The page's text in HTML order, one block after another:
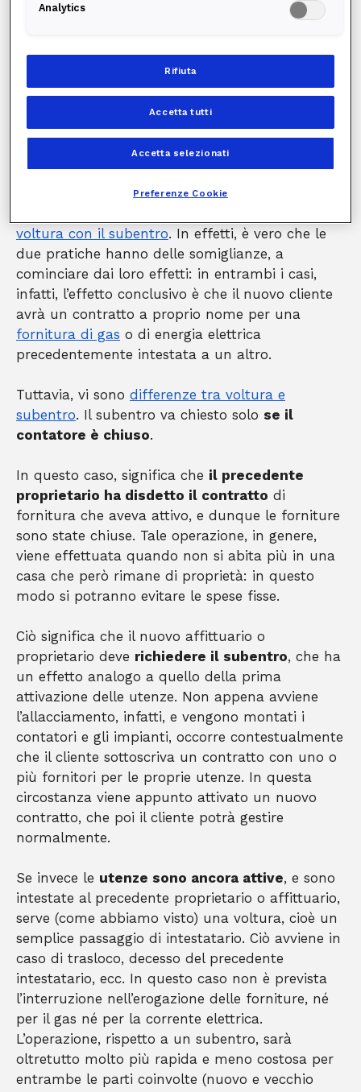
richiesta se il
altrimenti, è necessario effettuare delle
operazioni diverse, che possono essere il
subentro, l’allaccio o altre ancora, a seconda
Voltura e subentro:
differenze
voltura con il subentro. In effetti, è vero che le
due pratiche hanno delle somiglianze, a
cominciare dai loro effetti: in entrambi i casi,
infatti, l’effetto conclusivo è che il nuovo cliente
avrà un contratto a proprio nome per una
fornitura di gas o di energia elettrica
precedentemente intestata a un altro.
Tuttavia, vi sono differenze tra voltura e
subentro. Il subentro va chiesto solo se il
contatore è chiuso.
In questo caso, significa che il precedente
proprietario ha disdetto il contratto di
fornitura che aveva attivo, e dunque le forniture
sono state chiuse. Tale operazione, in genere,
viene effettuata quando non si abita più in una
casa che però rimane di proprietà: in questo
modo si potranno evitare le spese fisse.
Ciò significa che il nuovo affittuario o
proprietario deve richiedere il subentro, che ha
un effetto analogo a quello della prima
attivazione delle utenze. Non appena avviene
l’allacciamento, infatti, e vengono montati i
contatori e gli impianti, occorre contestualmente
che il cliente sottoscriva un contratto con uno o
più fornitori per le proprie utenze. In questa
circostanza viene appunto attivato un nuovo
contratto, che poi il cliente potrà gestire
normalmente.
Se invece le utenze sono ancora attive, e sono
intestate al precedente proprietario o affittuario,
serve (come abbiamo visto) una voltura, cioè un
semplice passaggio di intestatario. Ciò avviene in
caso di trasloco, decesso del precedente
intestatario, ecc. In questo caso non è prevista
l’interruzione nell’erogazione delle forniture, né
per il gas né per la corrente elettrica.
L’operazione, rispetto a un subentro, sarà
oltretutto molto più rapida e meno costosa per
entrambe le parti coinvolte (nuovo e vecchio
Analytics
Rifiuta
Accetta tutti
Accetta selezionati
Preferenze Cookie